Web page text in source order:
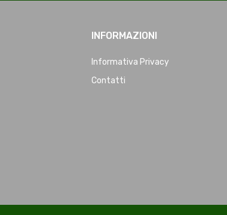
INFORMAZIONI
Informativa Privacy
Contatti